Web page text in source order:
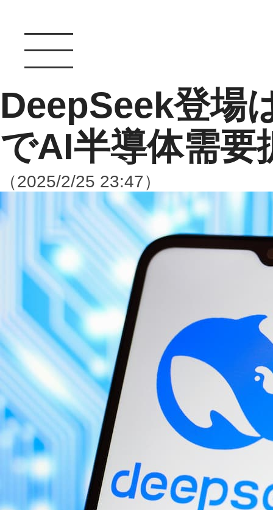
DeepSeek登場
でAI半導体需要
（2025/2/25 23:47）